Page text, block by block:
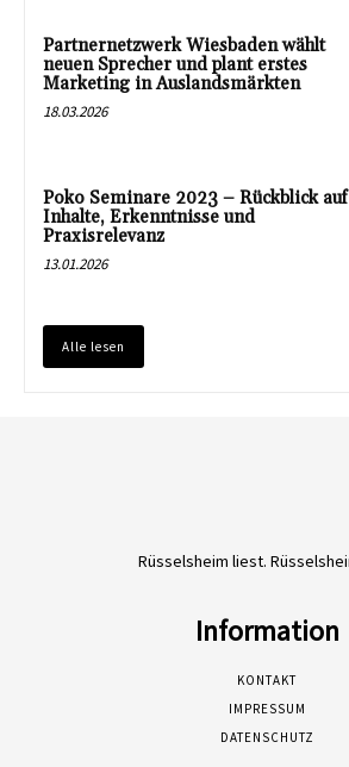
Partnernetzwerk Wiesbaden wählt
neuen Sprecher und plant erstes
Marketing in Auslandsmärkten
18.03.2026
Poko Seminare 2023 – Rückblick auf
Inhalte, Erkenntnisse und
Praxisrelevanz
13.01.2026
Alle lesen
Information
KONTAKT
DATENSCHUTZ
Themen